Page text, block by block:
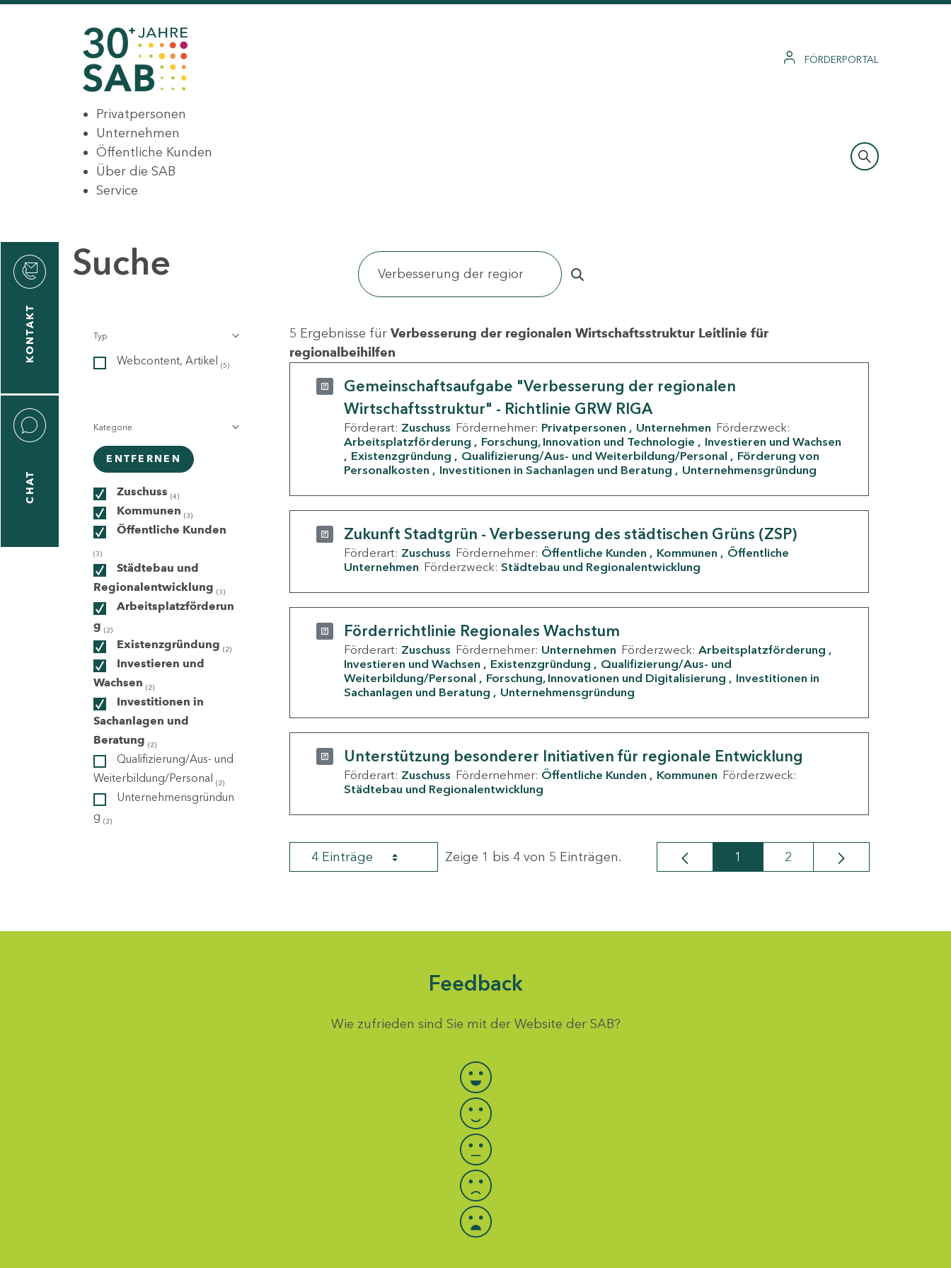
FÖRDERPORTAL
Privatpersonen
Unternehmen
Öffentliche Kunden
Über die SAB
Service
KONTAKT
CHAT
Suche
Typ
Webcontent, Artikel (5)
Kategorie
ENTFERNEN
Zuschuss (4)
Kommunen (3)
Öffentliche Kunden
(3)
Städtebau und
Regionalentwicklung (3)
Arbeitsplatzförderun
g (2)
Existenzgründung (2)
Investieren und
Wachsen (2)
Investitionen in
Sachanlagen und
Beratung (2)
Qualifizierung/Aus- und
Weiterbildung/Personal (2)
Unternehmensgründun
g (2)
5 Ergebnisse für Verbesserung der regionalen Wirtschaftsstruktur Leitlinie für
regionalbeihilfen
Gemeinschaftsaufgabe "Verbesserung der regionalen
Wirtschaftsstruktur" - Richtlinie GRW RIGA
Förderart: Zuschuss Fördernehmer: Privatpersonen Unternehmen Förderzweck:
Arbeitsplatzförderung
Forschung, Innovation und Technologie
Investieren und Wachsen
Existenzgründung
Qualifizierung/Aus- und Weiterbildung/Personal
Förderung von
Personalkosten
Investitionen in Sachanlagen und Beratung Unternehmensgründung
Zukunft Stadtgrün - Verbesserung des städtischen Grüns (ZSP)
Förderart: Zuschuss Fördernehmer: Öffentliche Kunden Kommunen
Öffentliche
Unternehmen Förderzweck: Städtebau und Regionalentwicklung
Förderrichtlinie Regionales Wachstum
Förderart: Zuschuss Fördernehmer: Unternehmen Förderzweck: Arbeitsplatzförderung
Investieren und Wachsen
Existenzgründung
Qualifizierung/Aus- und
Weiterbildung/Personal
Forschung, Innovationen und Digitalisierung
Investitionen in
Sachanlagen und Beratung
Unternehmensgründung
Unterstützung besonderer Initiativen für regionale Entwicklung
Förderart: Zuschuss Fördernehmer: Öffentliche Kunden Kommunen Förderzweck:
Städtebau und Regionalentwicklung
4 Einträge Zeige 1 bis 4 von 5 Einträgen. Seite
1 Seite
2
Feedback
Wie zufrieden sind Sie mit der Website der SAB?
Bewertung auswählen